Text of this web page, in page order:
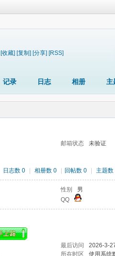
[收藏] [复制] [分享] [RSS]
记录 日志 相册 主
邮箱状态
未验证
日志数 0 相册数 0 回帖数 0 主题数
性别
男
QQ
最后访问
2026-3-
所在时区 使用系统